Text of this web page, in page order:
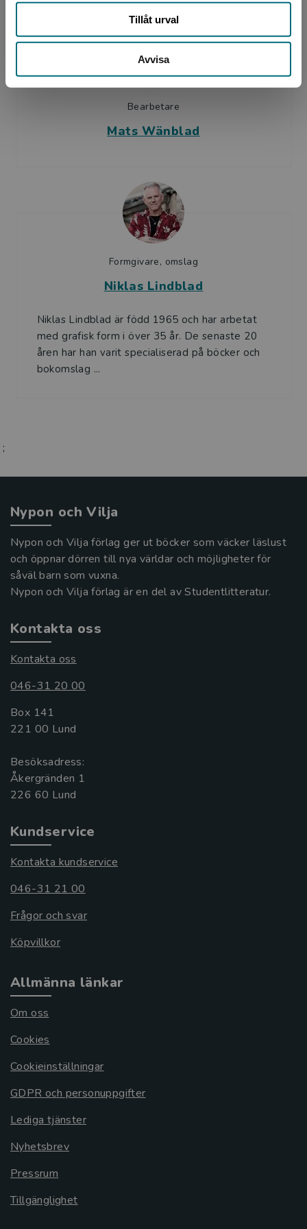
Tillåt urval
Avvisa
Bearbetare
Mats Wänblad
Formgivare, omslag
Niklas Lindblad
Niklas Lindblad är född 1965 och har arbetat
med grafisk form i över 35 år. De senaste 20
åren har han varit specialiserad på böcker och
bokomslag ...
;
Nypon och Vilja
Nypon och Vilja förlag ger ut böcker som väcker läslust
och öppnar dörren till nya världar och möjligheter för
såväl barn som vuxna.
Nypon och Vilja förlag är en del av Studentlitteratur.
Kontakta oss
Kontakta oss
046-31 20 00
Box 141
221 00 Lund
Besöksadress:
Åkergränden 1
Kundservice
Kontakta kundservice
046-31 21 00
Frågor och svar
Köpvillkor
Allmänna länkar
Om oss
Cookies
Cookieinställningar
GDPR och personuppgifter
Lediga tjänster
Nyhetsbrev
Pressrum
Tillgänglighet